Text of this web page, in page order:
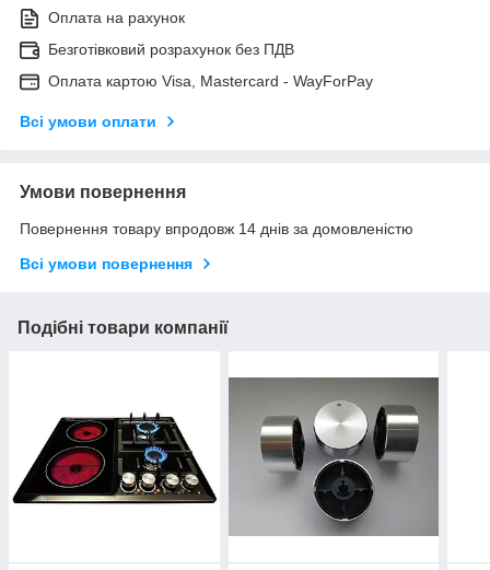
Оплата на рахунок
Безготівковий розрахунок без ПДВ
Оплата картою Visa, Mastercard - WayForPay
Всі умови оплати
Умови повернення
Повернення товару впродовж 14 днів за домовленістю
Всі умови повернення
Подібні товари компанії